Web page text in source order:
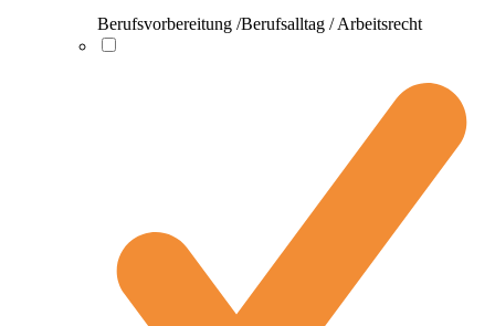
Berufsvorbereitung /Berufsalltag / Arbeitsrecht